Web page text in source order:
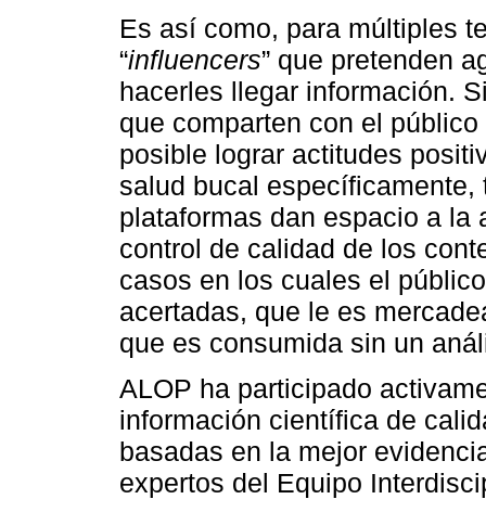
Es así como, para múltiples
“influencers” que pretenden
hacerles llegar información.
que comparten con el
posible lograr actitudes
salud bucal
plataformas dan espacio a la
control de calidad de los
casos en los cuales el
acertadas, que le es
que es consumida sin un
ALOP ha participado
información científica de
basadas en la mejor
expertos del Equipo